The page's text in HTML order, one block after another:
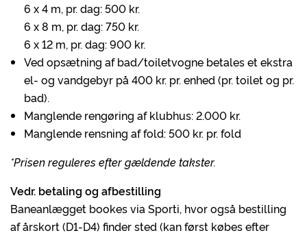
6 x 4 m, pr. dag: 500 kr.
6 x 8 m, pr. dag: 750 kr.
6 x 12 m, pr. dag: 900 kr.
Ved opsætning af bad/toiletvogne betales et ekstra
el- og vandgebyr på 400 kr. pr. enhed (pr. toilet og pr.
bad).
Manglende rengøring af klubhus: 2.000 kr.
Manglende rensning af fold: 500 kr. pr. fold
*Prisen reguleres efter gældende takster.
Vedr. betaling og afbestilling
Baneanlægget bookes via Sporti, hvor også bestilling
af årskort (D1-D4) finder sted (kan først købes efter